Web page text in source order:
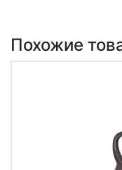
Похожие